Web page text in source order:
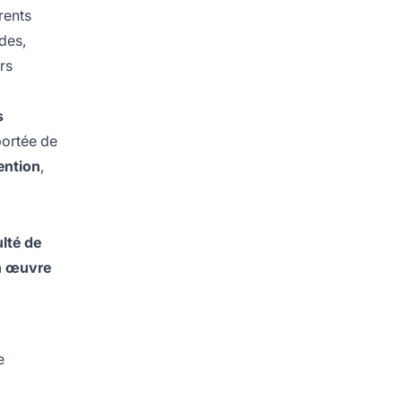
de
,
de
œuvre